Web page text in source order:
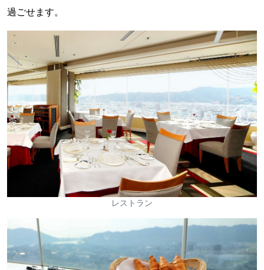
過ごせます。
レストラン